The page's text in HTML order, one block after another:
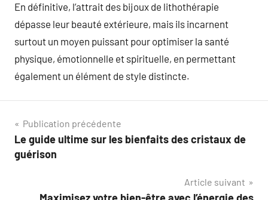
En définitive, l’attrait des bijoux de lithothérapie
dépasse leur beauté extérieure, mais ils incarnent
surtout un moyen puissant pour optimiser la santé
physique, émotionnelle et spirituelle, en permettant
également un élément de style distincte.
Navigation
de
Publication précédente
Le guide ultime sur les bienfaits des cristaux de
guérison
Article suivant
Maximisez votre bien-être avec l’énergie des